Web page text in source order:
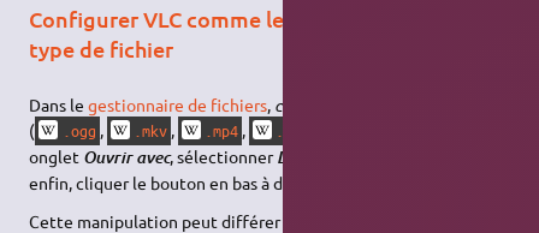
Configurer VLC comme lecteur par défaut par
type de fichier
Dans legestionnaire de fichiers, clic-droit
(
.ogg , .mkv , .mp4 ,
onglet Ouvrir avec, sélectionnerLecteur multimédia VLC
enfin, cliquer le bouton en bas à droite
Cette manipulation peut différer légèrement suivant votre